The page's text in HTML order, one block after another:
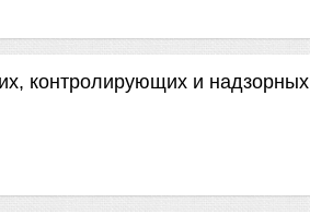
контролирующих и надзорных